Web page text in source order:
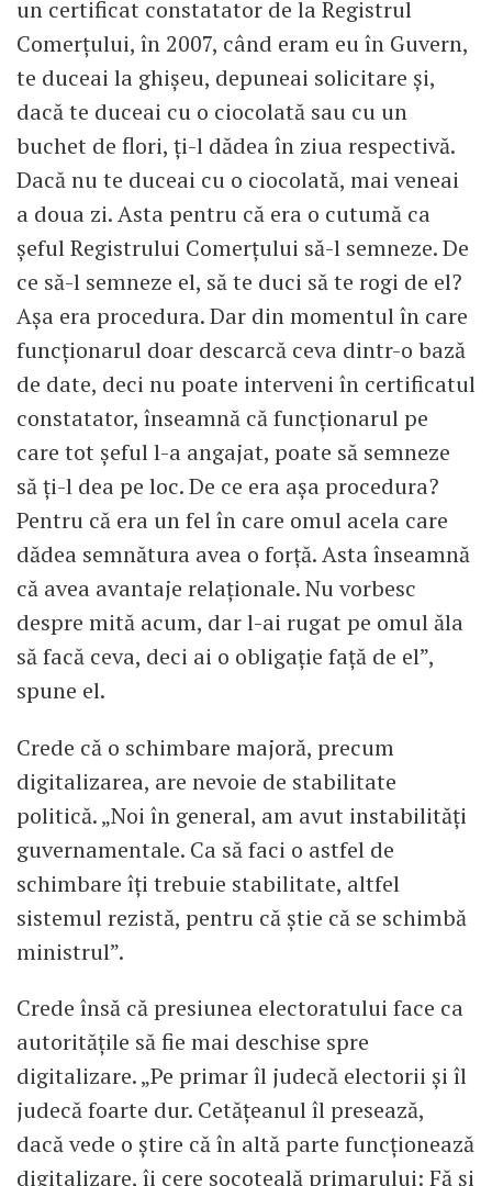
un certificat constatator de la Registrul
Comerțului, în 2007, când eram eu în Guvern,
te duceai la ghișeu, depuneai solicitare și,
dacă te duceai cu o ciocolată sau cu un
buchet de flori, ți-l dădea în ziua respectivă.
Dacă nu te duceai cu o ciocolată, mai veneai
a doua zi. Asta pentru că era o cutumă ca
șeful Registrului Comerțului să-l semneze. De
ce să-l semneze el, să te duci să te rogi de el?
Așa era procedura. Dar din momentul în care
funcționarul doar descarcă ceva dintr-o bază
de date, deci nu poate interveni în certificatul
constatator, înseamnă că funcționarul pe
care tot șeful l-a angajat, poate să semneze
să ți-l dea pe loc. De ce era așa procedura?
Pentru că era un fel în care omul acela care
dădea semnătura avea o forță. Asta înseamnă
că avea avantaje relaționale. Nu vorbesc
despre mită acum, dar l-ai rugat pe omul ăla
să facă ceva, deci ai o obligație față de el”,
spune el.
Crede că o schimbare majoră, precum
digitalizarea, are nevoie de stabilitate
politică. „Noi în general, am avut instabilități
guvernamentale. Ca să faci o astfel de
schimbare îți trebuie stabilitate, altfel
sistemul rezistă, pentru că știe că se schimbă
ministrul”.
Crede însă că presiunea electoratului face ca
autoritățile să fie mai deschise spre
digitalizare. „Pe primar îl judecă electorii și îl
judecă foarte dur. Cetățeanul îl presează,
dacă vede o știre că în altă parte funcționează
digitalizare, îi cere socoteală primarului: Fă și